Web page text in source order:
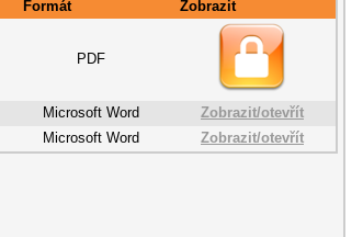
Formát Zobrazit
PDF
Microsoft Word Zobrazit/otevřít
Microsoft Word Zobrazit/otevřít